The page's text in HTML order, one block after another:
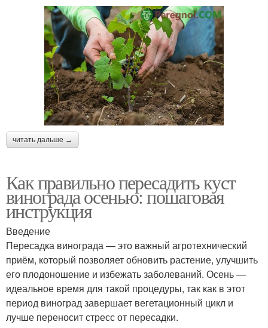
читать дальше →
Как правильно пересадить куст
винограда осенью: пошаговая
инструкция
Введение
Пересадка винограда — это важный агротехнический
приём, который позволяет обновить растение, улучшить
его плодоношение и избежать заболеваний. Осень —
идеальное время для такой процедуры, так как в этот
период виноград завершает вегетационный цикл и
лучше переносит стресс от пересадки.